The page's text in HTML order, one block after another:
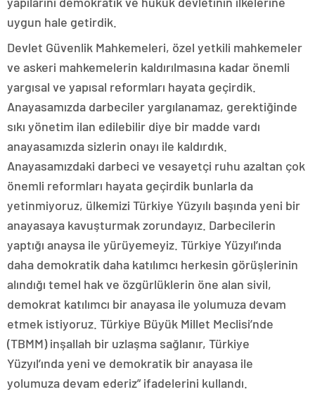
uygun hale getirdik.
Devlet Güvenlik Mahkemeleri, özel yetkili mahkemeler
ve askeri mahkemelerin kaldırılmasına kadar önemli
yargısal ve yapısal reformları hayata geçirdik.
Anayasamızda darbeciler yargılanamaz, gerektiğinde
sıkı yönetim ilan edilebilir diye bir madde vardı
anayasamızda sizlerin onayı ile kaldırdık.
Anayasamızdaki darbeci ve vesayetçi ruhu azaltan çok
önemli reformları hayata geçirdik bunlarla da
yetinmiyoruz, ülkemizi Türkiye Yüzyılı başında yeni bir
anayasaya kavuşturmak zorundayız. Darbecilerin
yaptığı anaysa ile yürüyemeyiz. Türkiye Yüzyıl’ında
daha demokratik daha katılımcı herkesin görüşlerinin
alındığı temel hak ve özgürlüklerin öne alan sivil,
demokrat katılımcı bir anayasa ile yolumuza devam
etmek istiyoruz. Türkiye Büyük Millet Meclisi’nde
(TBMM) inşallah bir uzlaşma sağlanır, Türkiye
Yüzyıl’ında yeni ve demokratik bir anayasa ile
yolumuza devam ederiz” ifadelerini kullandı.